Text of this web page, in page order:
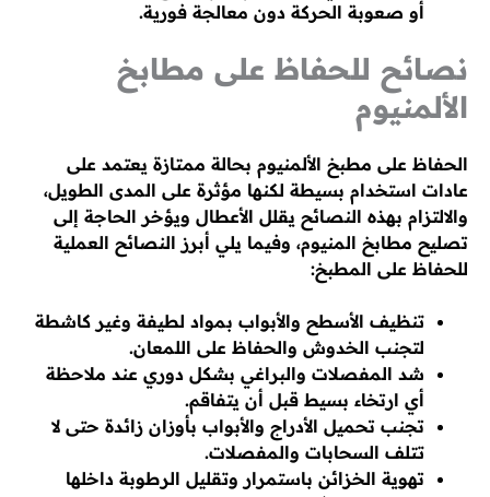
أو صعوبة الحركة دون معالجة فورية.
نصائح للحفاظ على مطابخ
الألمنيوم
الحفاظ على مطبخ الألمنيوم بحالة ممتازة يعتمد على
عادات استخدام بسيطة لكنها مؤثرة على المدى الطويل،
والالتزام بهذه النصائح يقلل الأعطال ويؤخر الحاجة إلى
تصليح مطابخ المنيوم، وفيما يلي أبرز النصائح العملية
للحفاظ على المطبخ:
تنظيف الأسطح والأبواب بمواد لطيفة وغير كاشطة
لتجنب الخدوش والحفاظ على اللمعان.
شد المفصلات والبراغي بشكل دوري عند ملاحظة
أي ارتخاء بسيط قبل أن يتفاقم.
تجنب تحميل الأدراج والأبواب بأوزان زائدة حتى لا
تتلف السحابات والمفصلات.
تهوية الخزائن باستمرار وتقليل الرطوبة داخلها